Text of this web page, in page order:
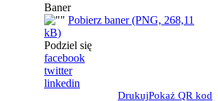
Baner
Pobierz baner (PNG, 268,11
kB)
Podziel się
facebook
twitter
linkedin
DrukujPokaż QR kod